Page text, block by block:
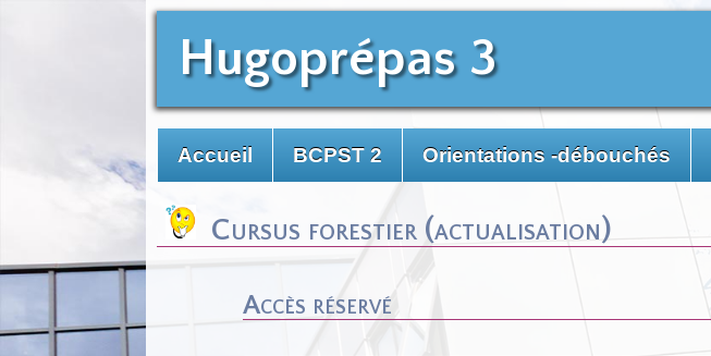
Hugoprépas 3
Accueil BCPST 2 Orientations -débouchés
Cursus forestier (actualisation)
Accès réservé